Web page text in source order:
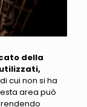
della
cui non si ha
area può